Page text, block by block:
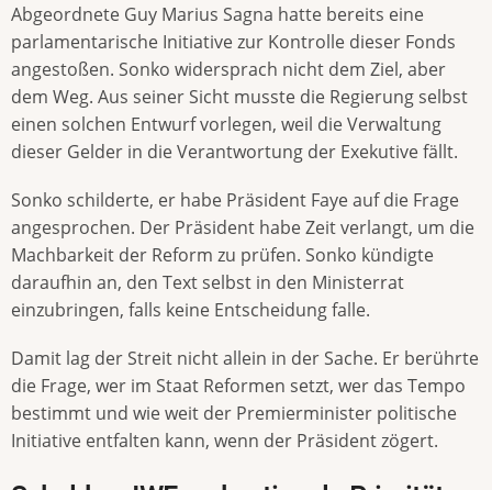
Abgeordnete Guy Marius Sagna hatte bereits eine
parlamentarische Initiative zur Kontrolle dieser Fonds
angestoßen. Sonko widersprach nicht dem Ziel, aber
dem Weg. Aus seiner Sicht musste die Regierung selbst
einen solchen Entwurf vorlegen, weil die Verwaltung
dieser Gelder in die Verantwortung der Exekutive fällt.
Sonko schilderte, er habe Präsident Faye auf die Frage
angesprochen. Der Präsident habe Zeit verlangt, um die
Machbarkeit der Reform zu prüfen. Sonko kündigte
daraufhin an, den Text selbst in den Ministerrat
einzubringen, falls keine Entscheidung falle.
Damit lag der Streit nicht allein in der Sache. Er berührte
die Frage, wer im Staat Reformen setzt, wer das Tempo
bestimmt und wie weit der Premierminister politische
Initiative entfalten kann, wenn der Präsident zögert.